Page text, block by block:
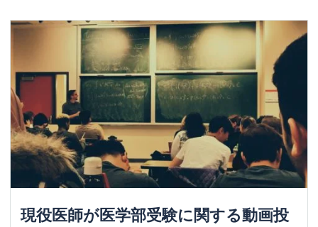
現役医師が医学部受験に関する動画投